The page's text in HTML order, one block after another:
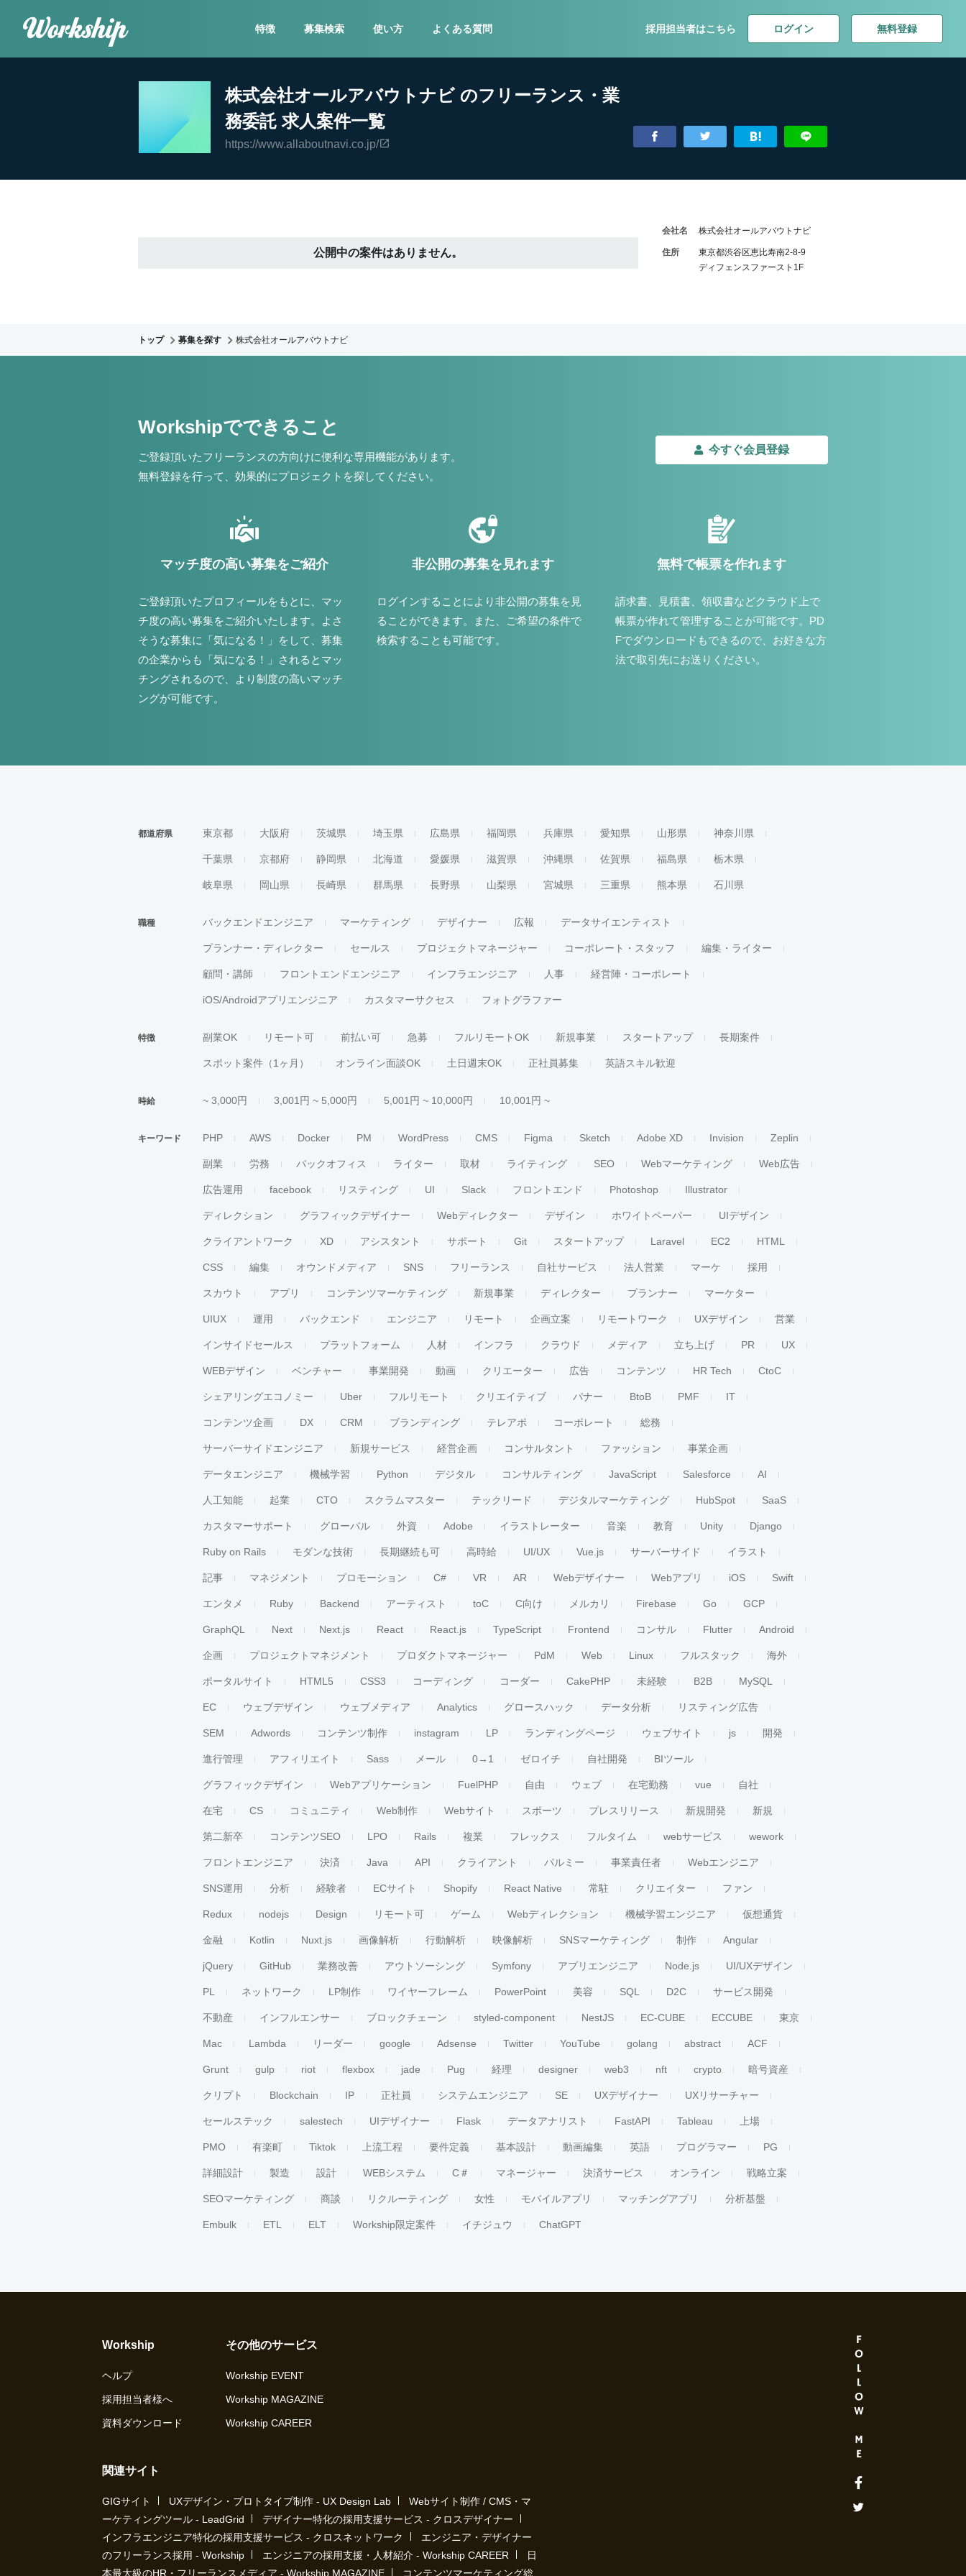
特徴 募集検索 使い方 よくある質問 採用担当者はこちら ログイン 無料登録
株式会社オールアバウトナビ のフリーランス・業
務委託 求人案件一覧
https://www.allaboutnavi.co.jp/
公開中の案件はありません。
会社名 株式会社オールアバウトナビ
住所
東京都渋谷区恵比寿南2-8-9
ディフェンスファースト1F
トップ 募集を探す 株式会社オールアバウトナビ
Workshipでできること
ご登録頂いたフリーランスの方向けに便利な専用機能があります。
無料登録を行って、効果的にプロジェクトを探してください。
今すぐ会員登録
マッチ度の高い募集をご紹介
ご登録頂いたプロフィールをもとに、マッ
チ度の高い募集をご紹介いたします。よさ
そうな募集に「気になる！」をして、募集
の企業からも「気になる！」されるとマッ
チングされるので、より制度の高いマッチ
ングが可能です。
非公開の募集を見れます
ログインすることにより非公開の募集を見
ることができます。また、ご希望の条件で
検索することも可能です。
無料で帳票を作れます
請求書、見積書、領収書などクラウド上で
帳票が作れて管理することが可能です。PD
Fでダウンロードもできるので、お好きな方
法で取引先にお送りください。
都道府県 東京都 大阪府 茨城県 埼玉県 広島県 福岡県 兵庫県 愛知県 山形県 神奈川県
千葉県 京都府 静岡県 北海道 愛媛県 滋賀県 沖縄県 佐賀県 福島県 栃木県
岐阜県 岡山県 長崎県 群馬県 長野県 山梨県 宮城県 三重県 熊本県 石川県
職種 バックエンドエンジニア マーケティング デザイナー 広報 データサイエンティスト
プランナー・ディレクター セールス プロジェクトマネージャー コーポレート・スタッフ 編集・ライター
顧問・講師 フロントエンドエンジニア インフラエンジニア 人事 経営陣・コーポレート
iOS/Androidアプリエンジニア カスタマーサクセス フォトグラファー
特徴 副業OK リモート可 前払い可 急募 フルリモートOK 新規事業 スタートアップ 長期案件
スポット案件（1ヶ月） オンライン面談OK 土日週末OK 正社員募集 英語スキル歓迎
時給 ~ 3,000円 3,001円 ~ 5,000円 5,001円 ~ 10,000円 10,001円 ~
キーワード PHP AWS Docker PM WordPress CMS Figma Sketch Adobe XD Invision Zeplin
副業 労務 バックオフィス ライター 取材 ライティング SEO Webマーケティング Web広告
広告運用 facebook リスティング UI Slack フロントエンド Photoshop Illustrator
ディレクション グラフィックデザイナー Webディレクター デザイン ホワイトペーパー UIデザイン
クライアントワーク XD アシスタント サポート Git スタートアップ Laravel EC2 HTML
CSS 編集 オウンドメディア SNS フリーランス 自社サービス 法人営業 マーケ 採用
スカウト アプリ コンテンツマーケティング 新規事業 ディレクター プランナー マーケター
UIUX 運用 バックエンド エンジニア リモート 企画立案 リモートワーク UXデザイン 営業
インサイドセールス プラットフォーム 人材 インフラ クラウド メディア 立ち上げ PR UX
WEBデザイン ベンチャー 事業開発 動画 クリエーター 広告 コンテンツ HR Tech CtoC
シェアリングエコノミー Uber フルリモート クリエイティブ バナー BtoB PMF IT
コンテンツ企画 DX CRM ブランディング テレアポ コーポレート 総務
サーバーサイドエンジニア 新規サービス 経営企画 コンサルタント ファッション 事業企画
データエンジニア 機械学習 Python デジタル コンサルティング JavaScript Salesforce AI
人工知能 起業 CTO スクラムマスター テックリード デジタルマーケティング HubSpot SaaS
カスタマーサポート グローバル 外資 Adobe イラストレーター 音楽 教育 Unity Django
Ruby on Rails モダンな技術 長期継続も可 高時給 UI/UX Vue.js サーバーサイド イラスト
記事 マネジメント プロモーション C# VR AR Webデザイナー Webアプリ iOS Swift
エンタメ Ruby Backend アーティスト toC C向け メルカリ Firebase Go GCP
GraphQL Next Next.js React React.js TypeScript Frontend コンサル Flutter Android
企画 プロジェクトマネジメント プロダクトマネージャー PdM Web Linux フルスタック 海外
ポータルサイト HTML5 CSS3 コーディング コーダー CakePHP 未経験 B2B MySQL
EC ウェブデザイン ウェブメディア Analytics グロースハック データ分析 リスティング広告
SEM Adwords コンテンツ制作 instagram LP ランディングページ ウェブサイト js 開発
進行管理 アフィリエイト Sass メール 0→1 ゼロイチ 自社開発 BIツール
グラフィックデザイン Webアプリケーション FuelPHP 自由 ウェブ 在宅勤務 vue 自社
在宅 CS コミュニティ Web制作 Webサイト スポーツ プレスリリース 新規開発 新規
第二新卒 コンテンツSEO LPO Rails 複業 フレックス フルタイム webサービス wework
フロントエンジニア 決済 Java API クライアント パルミー 事業責任者 Webエンジニア
SNS運用 分析 経験者 ECサイト Shopify React Native 常駐 クリエイター ファン
Redux nodejs Design リモート可 ゲーム Webディレクション 機械学習エンジニア 仮想通貨
金融 Kotlin Nuxt.js 画像解析 行動解析 映像解析 SNSマーケティング 制作 Angular
jQuery GitHub 業務改善 アウトソーシング Symfony アプリエンジニア Node.js UI/UXデザイン
PL ネットワーク LP制作 ワイヤーフレーム PowerPoint 美容 SQL D2C サービス開発
不動産 インフルエンサー ブロックチェーン styled-component NestJS EC-CUBE ECCUBE 東京
Mac Lambda リーダー google Adsense Twitter YouTube golang abstract ACF
Grunt gulp riot flexbox jade Pug 経理 designer web3 nft crypto 暗号資産
クリプト Blockchain IP 正社員 システムエンジニア SE UXデザイナー UXリサーチャー
セールステック salestech UIデザイナー Flask データアナリスト FastAPI Tableau 上場
PMO 有楽町 Tiktok 上流工程 要件定義 基本設計 動画編集 英語 プログラマー PG
詳細設計 製造 設計 WEBシステム C＃ マネージャー 決済サービス オンライン 戦略立案
SEOマーケティング 商談 リクルーティング 女性 モバイルアプリ マッチングアプリ 分析基盤
Embulk ETL ELT Workship限定案件 イチジュウ ChatGPT
Workship
ヘルプ
採用担当者様へ
資料ダウンロード
その他のサービス
Workship EVENT
Workship MAGAZINE
Workship CAREER
関連サイト
GIGサイト UXデザイン・プロトタイプ制作 - UX Design Lab
Webサイト制作 / CMS・マ
ーケティングツール - LeadGrid
デザイナー特化の採用支援サービス - クロスデザイナー
インフラエンジニア特化の採用支援サービス - クロスネットワーク
エンジニア・デザイナー
のフリーランス採用 - Workship
エンジニアの採用支援・人材紹介 - Workship CAREER
日
本最大級のHR・フリーランスメディア - Workship MAGAZINE
コンテンツマーケティング総